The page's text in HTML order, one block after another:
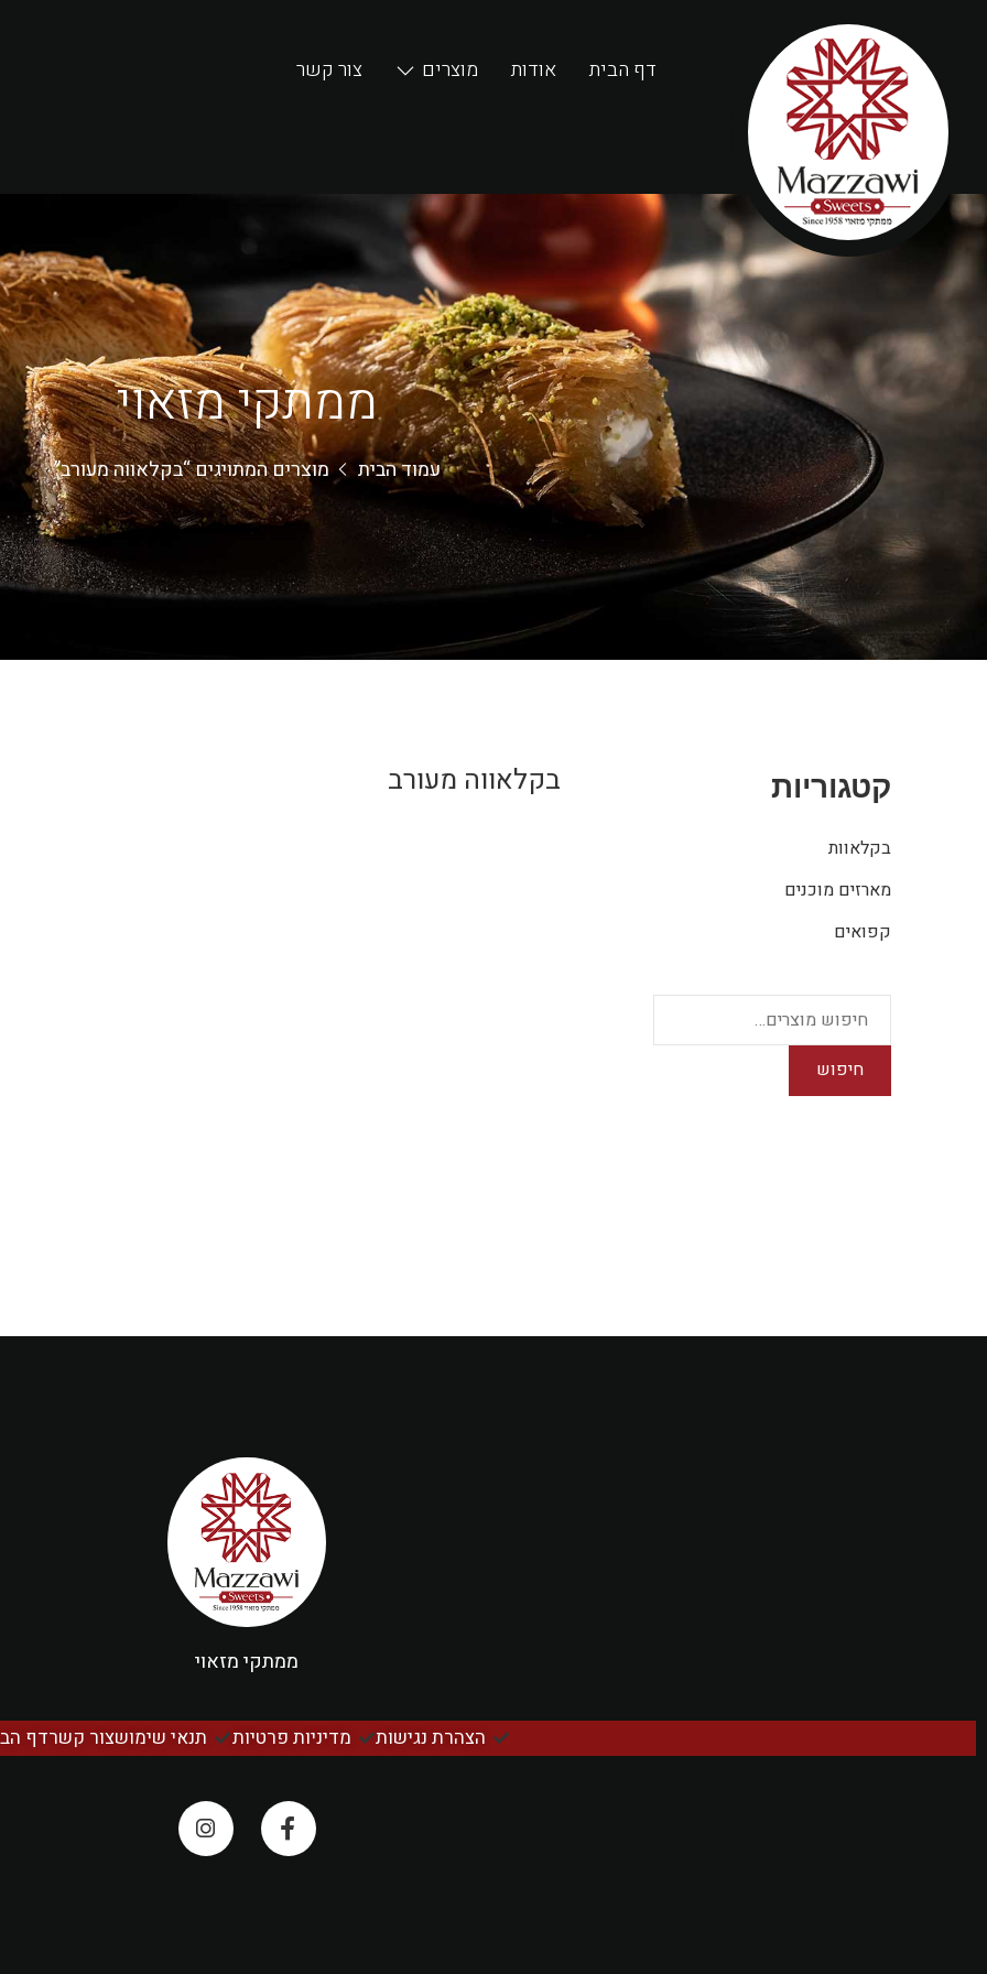
דף הבית אודות מוצרים צור קשר
ממתקי מזאוי
עמוד הבית מוצרים המתויגים “בקלאווה מעורב”
קטגוריות
בקלאוות
מארזים מוכנים
קפואים
חיפוש
בקלאווה מעורב
ממתקי מזאוי
הצהרת נגישות מדיניות פרטיות תנאי שימושצור קשרדף